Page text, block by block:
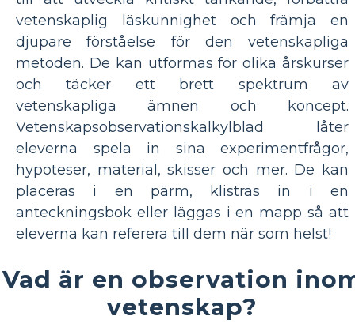
vetenskaplig läskunnighet och främja en
djupare förståelse för den vetenskapliga
metoden. De kan utformas för olika årskurser
och täcker ett brett spektrum av
vetenskapliga ämnen och koncept.
Vetenskapsobservationskalkylblad låter
eleverna spela in sina experimentfrågor,
hypoteser, material, skisser och mer. De kan
placeras i en pärm, klistras in i en
anteckningsbok eller läggas i en mapp så att
eleverna kan referera till dem när som helst!
Vad är en observation
vetenskap?